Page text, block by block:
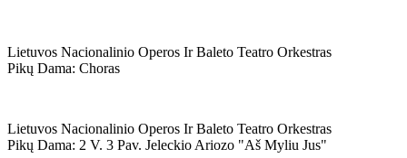
Lietuvos Nacionalinio Operos Ir Baleto Teatro Orkestras
Pikų Dama: Choras
Lietuvos Nacionalinio Operos Ir Baleto Teatro Orkestras
Pikų Dama: 2 V. 3 Pav. Jeleckio Ariozo "aš Myliu Jus"